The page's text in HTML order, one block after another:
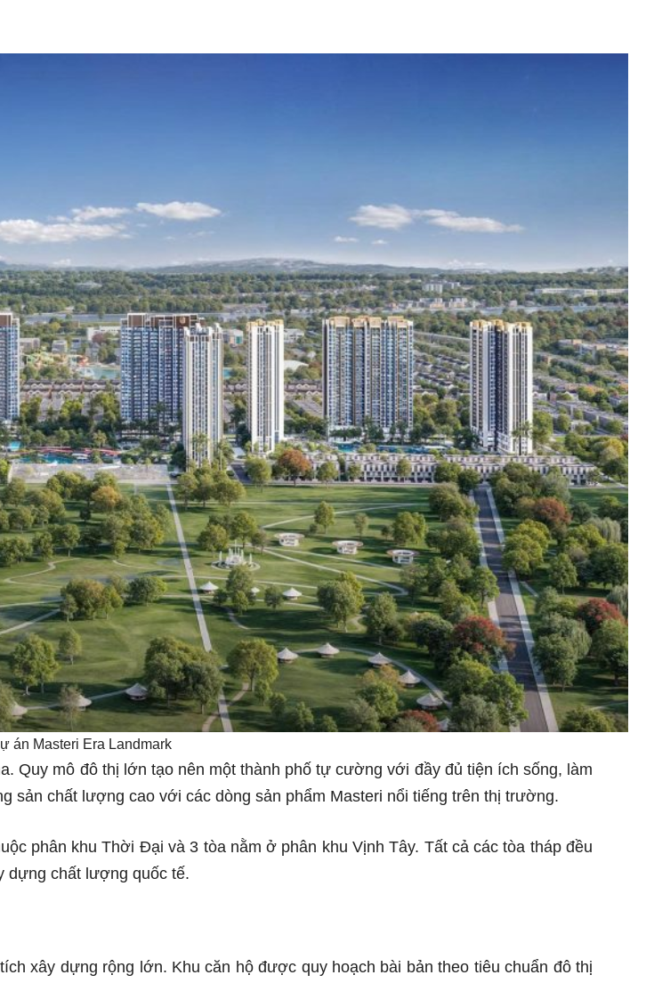
án Masteri Era Landmark
Quy mô đô thị lớn tạo nên một thành phố tự cường với đầy đủ tiện ích sống, làm
sản chất lượng cao với các dòng sản phẩm Masteri nổi tiếng trên thị trường.
phân khu Thời Đại và 3 tòa nằm ở phân khu Vịnh Tây. Tất cả các tòa tháp đều
dựng chất lượng quốc tế.
xây dựng rộng lớn. Khu căn hộ được quy hoạch bài bản theo tiêu chuẩn đô thị